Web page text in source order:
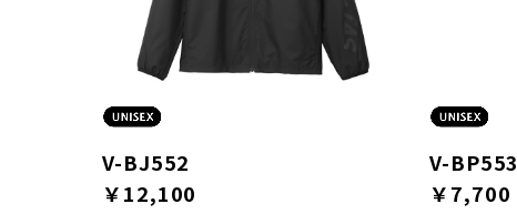
V-BJ552
￥12,100
V-BP553
￥7,700